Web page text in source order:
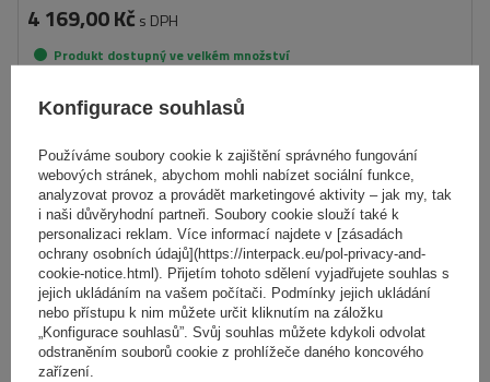
4 169,00 Kč s DPH
Produkt dostupný ve velkém množství
Přidat
košíku
Počet jízdních kol:
2
Maximální hmotnost jízdního kola:
22,5 kg
Nosnost nosiče jízdních kol:
45 kg
kompatibilní s elektrokoly
hliníková konstrukce
Konfigurace souhlasů
Používáme soubory cookie k zajištění správného fungování
webových stránek, abychom mohli nabízet sociální funkce,
analyzovat provoz a provádět marketingové aktivity – jak my, tak
i naši důvěryhodní partneři. Soubory cookie slouží také k
personalizaci reklam. Více informací najdete v [zásadách
ochrany osobních údajů](https://interpack.eu/pol-privacy-and-
cookie-notice.html). Přijetím tohoto sdělení vyjadřujete souhlas s
jejich ukládáním na vašem počítači. Podmínky jejich ukládání
nebo přístupu k nim můžete určit kliknutím na záložku
„Konfigurace souhlasů”. Svůj souhlas můžete kdykoli odvolat
odstraněním souborů cookie z prohlížeče daného koncového
zařízení.